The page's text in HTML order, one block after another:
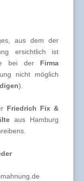
aus dem der
ersichtlich ist
bei der Firma
nicht möglich
).
Friedrich Fix &
aus Hamburg